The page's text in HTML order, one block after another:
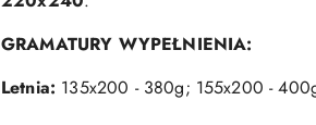
GRAMATURY WYPEŁNIENIA:
Letnia: 135x200 - 380g; 155x200 -